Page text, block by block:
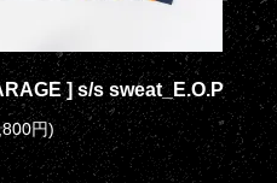
] s/s sweat_E.O.P
円)